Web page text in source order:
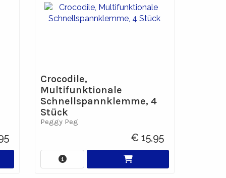
Crocodile,
Multifunktionale
Schnellspannklemme, 4
Stück
Peggy Peg
€ 15,95